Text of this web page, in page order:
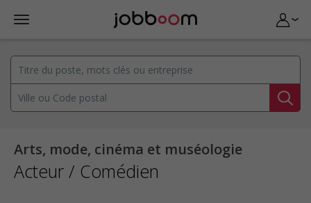
Arts, mode, cinéma et muséologie
Acteur / Comédien